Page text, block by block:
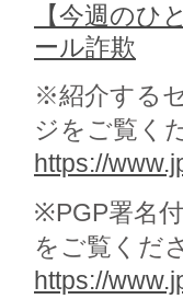
【今週の
ール詐欺
※紹介する
ジをご覧く
https://
※PGP署名
をご覧くだ
https://